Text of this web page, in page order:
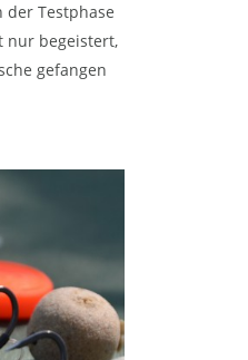
Testphase
nur begeistert,
gefangen